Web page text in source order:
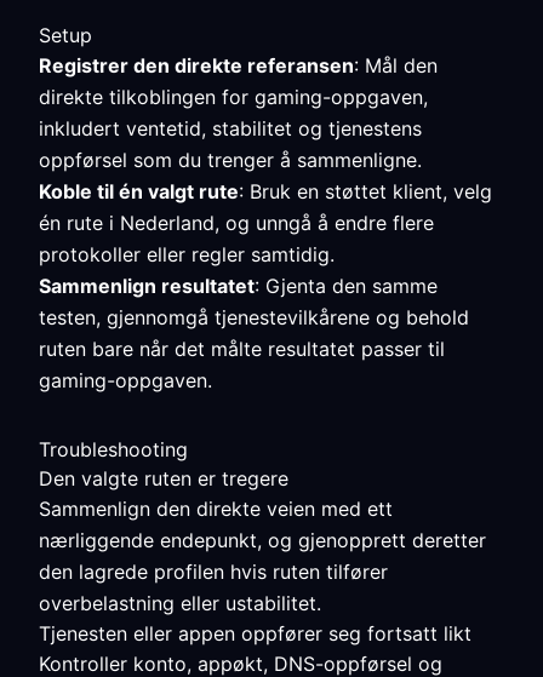
Setup
Registrer den direkte referansen: Mål den
direkte tilkoblingen for gaming-oppgaven,
inkludert ventetid, stabilitet og tjenestens
oppførsel som du trenger å sammenligne.
Koble til én valgt rute: Bruk en støttet klient, velg
én rute i Nederland, og unngå å endre flere
protokoller eller regler samtidig.
Sammenlign resultatet: Gjenta den samme
testen, gjennomgå tjenestevilkårene og behold
ruten bare når det målte resultatet passer til
gaming-oppgaven.
Troubleshooting
Den valgte ruten er tregere
Sammenlign den direkte veien med ett
nærliggende endepunkt, og gjenopprett deretter
den lagrede profilen hvis ruten tilfører
overbelastning eller ustabilitet.
Tjenesten eller appen oppfører seg fortsatt likt
Kontroller konto, appøkt, DNS-oppførsel og